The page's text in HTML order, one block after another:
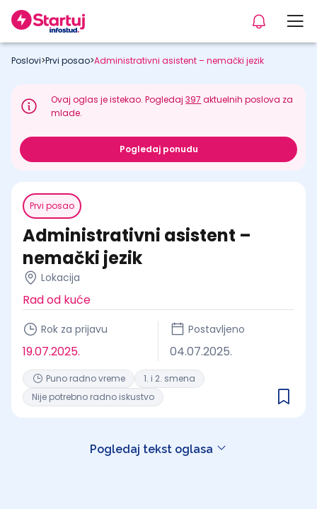
Poslovi>Prvi posao>Administrativni asistent – nemački jezik
Ovaj oglas je istekao. Pogledaj397 aktuelnih poslova za
mlade.
Pogledaj ponudu
Prvi posao
Administrativni asistent –
nemački jezik
Lokacija
Rad od kuće
Rok za prijavu
19.07.2025.
Postavljeno
04.07.2025.
Puno radno vreme
1. i 2. smena
Nije potrebno radno iskustvo
Pogledaj tekst oglasa